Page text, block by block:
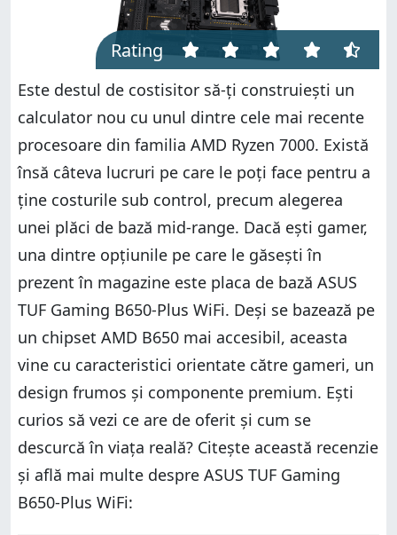
Rating
Este destul de costisitor să-ți construiești un
calculator nou cu unul dintre cele mai recente
procesoare din familia AMD Ryzen 7000. Există
însă câteva lucruri pe care le poți face pentru a
ține costurile sub control, precum alegerea
unei plăci de bază mid-range. Dacă ești gamer,
una dintre opțiunile pe care le găsești în
prezent în magazine este placa de bază ASUS
TUF Gaming B650-Plus WiFi. Deși se bazează pe
un chipset AMD B650 mai accesibil, aceasta
vine cu caracteristici orientate către gameri, un
design frumos și componente premium. Ești
curios să vezi ce are de oferit și cum se
descurcă în viața reală? Citește această recenzie
și află mai multe despre ASUS TUF Gaming
B650-Plus WiFi: